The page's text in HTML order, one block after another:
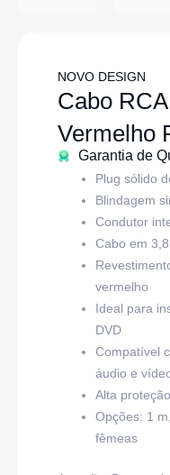
NOVO DESIGN
Cabo
Vermelho
Garantia de
Plug sólido
Blindagem
Condutor
Cabo em
vermelho
Ideal para
DVD
Compatível
áudio e
Alta
Opções: 1
fêmeas